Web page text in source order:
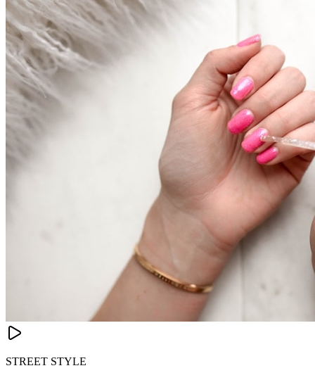
STREET STYLE